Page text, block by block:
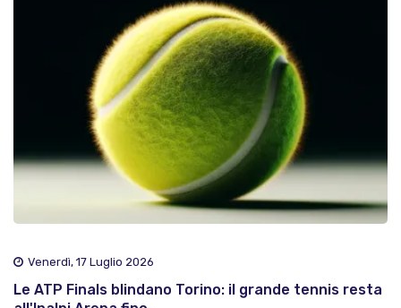
Venerdì, 17 Luglio 2026
Le ATP Finals blindano Torino: il grande tennis resta